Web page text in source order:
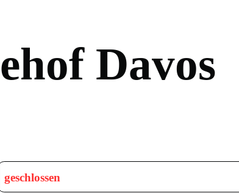
ehof Davos
geschlossen